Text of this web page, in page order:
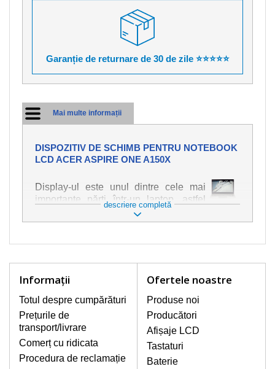
Garanție de returnare de 30 de zile ⭐⭐⭐⭐⭐
Mai multe informații
DISPOZITIV DE SCHIMB PENTRU NOTEBOOK
LCD ACER ASPIRE ONE A150X
Display-ul este unul dintre cele mai
importante părți într-un laptop, astfel
încât ne străduim să oferim piese de
schimb de cea mai bună calitate.
ul cu cea mai mare atenție. Cele mai
natură mecanică, cum ar fi afișajul rupt
sau crăpat. În plus, dungile verticale,
afișajul neiluminat, luminozitatea
intermitentă sau neuniformă
AFIŞAJE/DISPLAY LCD
descriere completă
Informaţii
Totul despre cumpărături
Prețurile de
transport/livrare
Comerț cu ridicata
Procedura de reclamație
Ofertele noastre
Produse noi
Producători
Afișaje LCD
Tastaturi
Baterie